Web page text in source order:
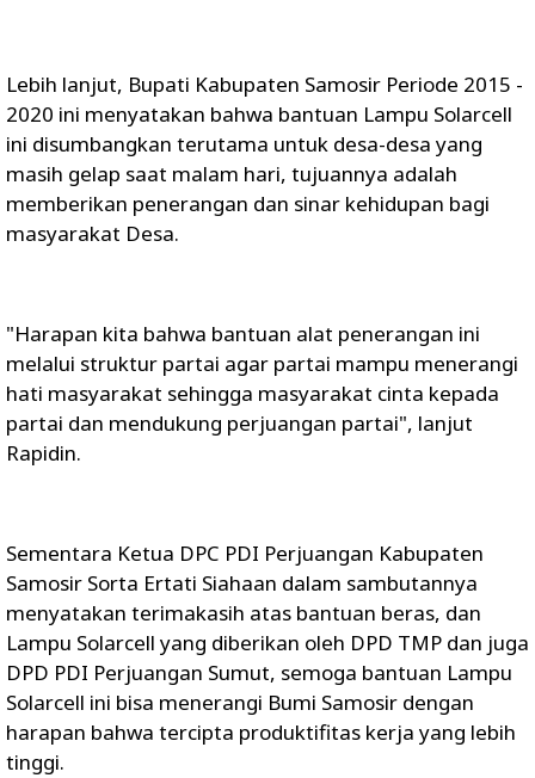
Lebih lanjut, Bupati Kabupaten Samosir Periode 2015 -
2020 ini menyatakan bahwa bantuan Lampu Solarcell
ini disumbangkan terutama untuk desa-desa yang
masih gelap saat malam hari, tujuannya adalah
memberikan penerangan dan sinar kehidupan bagi
masyarakat Desa.
"Harapan kita bahwa bantuan alat penerangan ini
melalui struktur partai agar partai mampu menerangi
hati masyarakat sehingga masyarakat cinta kepada
partai dan mendukung perjuangan partai", lanjut
Rapidin.
Sementara Ketua DPC PDI Perjuangan Kabupaten
Samosir Sorta Ertati Siahaan dalam sambutannya
menyatakan terimakasih atas bantuan beras, dan
Lampu Solarcell yang diberikan oleh DPD TMP dan juga
DPD PDI Perjuangan Sumut, semoga bantuan Lampu
Solarcell ini bisa menerangi Bumi Samosir dengan
harapan bahwa tercipta produktifitas kerja yang lebih
tinggi.